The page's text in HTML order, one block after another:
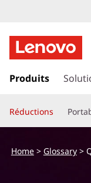
a
e
r
u
Produits
Réductions
Home> Glossary>